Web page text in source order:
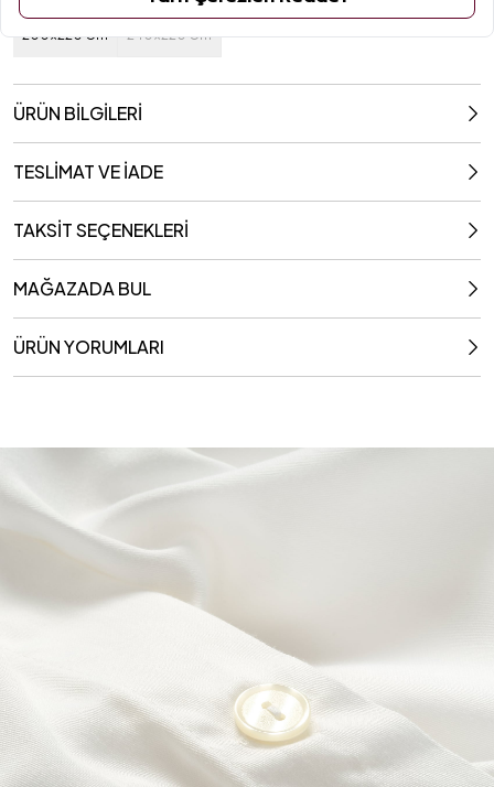
200x220 Cm 240x220 Cm
ÜRÜN BİLGİLERİ
TESLİMAT VE İADE
TAKSİT SEÇENEKLERİ
MAĞAZADA BUL
ÜRÜN YORUMLARI